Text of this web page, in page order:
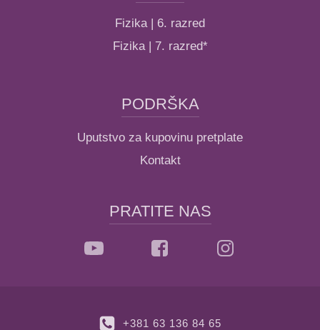
Fizika | 6. razred
Fizika | 7. razred*
PODRŠKA
Uputstvo za kupovinu pretplate
Kontakt
PRATITE NAS
+381 63 136 84 65